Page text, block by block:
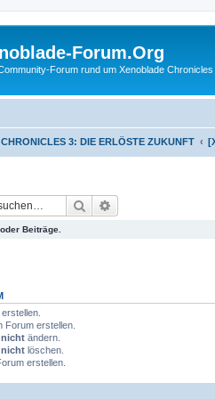
Forum.Org
Forum rund um Xenoblade
3: DIE ERLÖSTE ZUKUNFT
Suche
Beiträge.
Forum erstellen.
nicht ändern.
nicht löschen.
erstellen.